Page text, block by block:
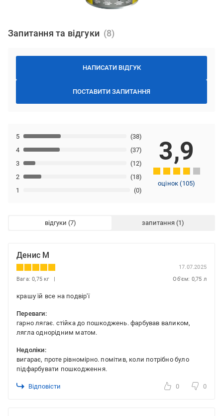
Запитання та відгуки
НАПИСАТИ ВІДГУК
ПОСТАВИТИ ЗАПИТАННЯ
1 (0)
2 (18)
3 (12)
4 (37)
5 (38)
3,9
оцінок(105)
відгуки запитання
Денис М
17.07.2025
Вага: 0,75 кг
Об'єм: 0,75 л
крашу їй все на подвір'ї
Переваги:
гарно лягає. стійка до пошкоджень. фарбував валиком,
лягла однорідним матом.
Недоліки:
вигарає, проте рівномірно. помітив, коли потрібно було
підфарбувати пошкодження.
Відповісти 0 0